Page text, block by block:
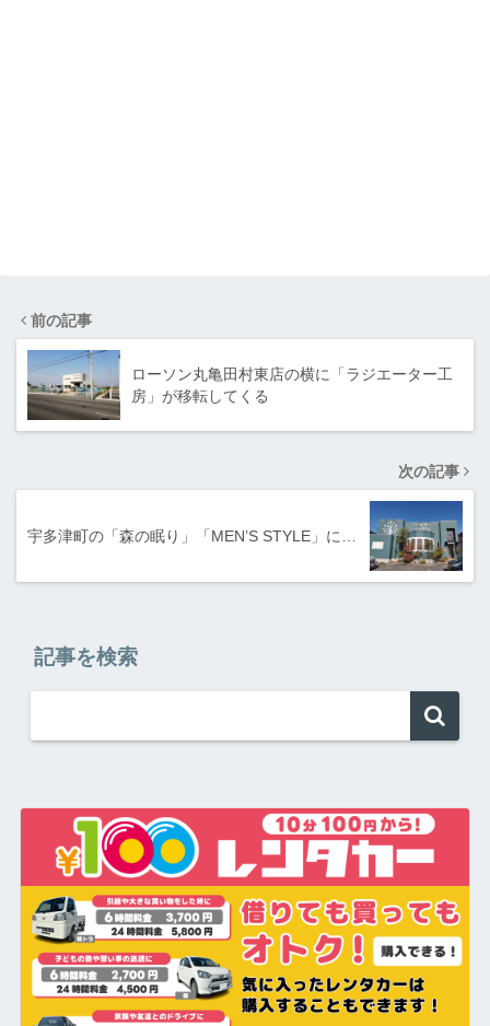
前の記事
ローソン丸亀田村東店の横に「ラジエーター工
房」が移転してくる
次の記事
宇多津町の「森の眠り」「MEN’S STYLE」に…
記事を検索